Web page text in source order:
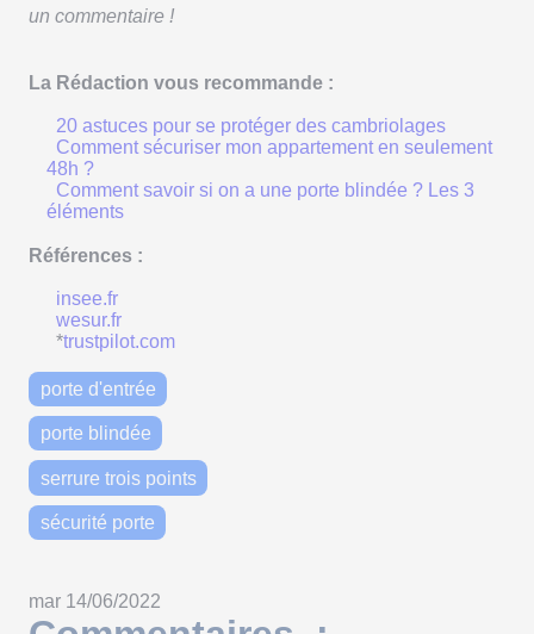
un commentaire !
La Rédaction vous recommande :
20 astuces pour se protéger des cambriolages
Comment sécuriser mon appartement en seulement
48h ?
Comment savoir si on a une porte blindée ? Les 3
éléments
Références :
insee.fr
wesur.fr
*trustpilot.com
porte d'entrée
porte blindée
serrure trois points
sécurité porte
mar 14/06/2022